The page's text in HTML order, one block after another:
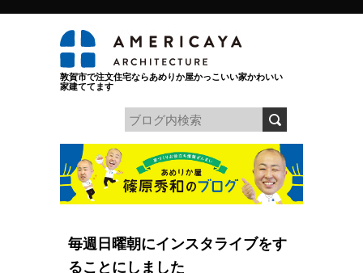
敦賀市で注文住宅ならあめりか屋かっこいい家かわいい
家建ててます
毎週日曜朝にインスタライブをす
ることにしました